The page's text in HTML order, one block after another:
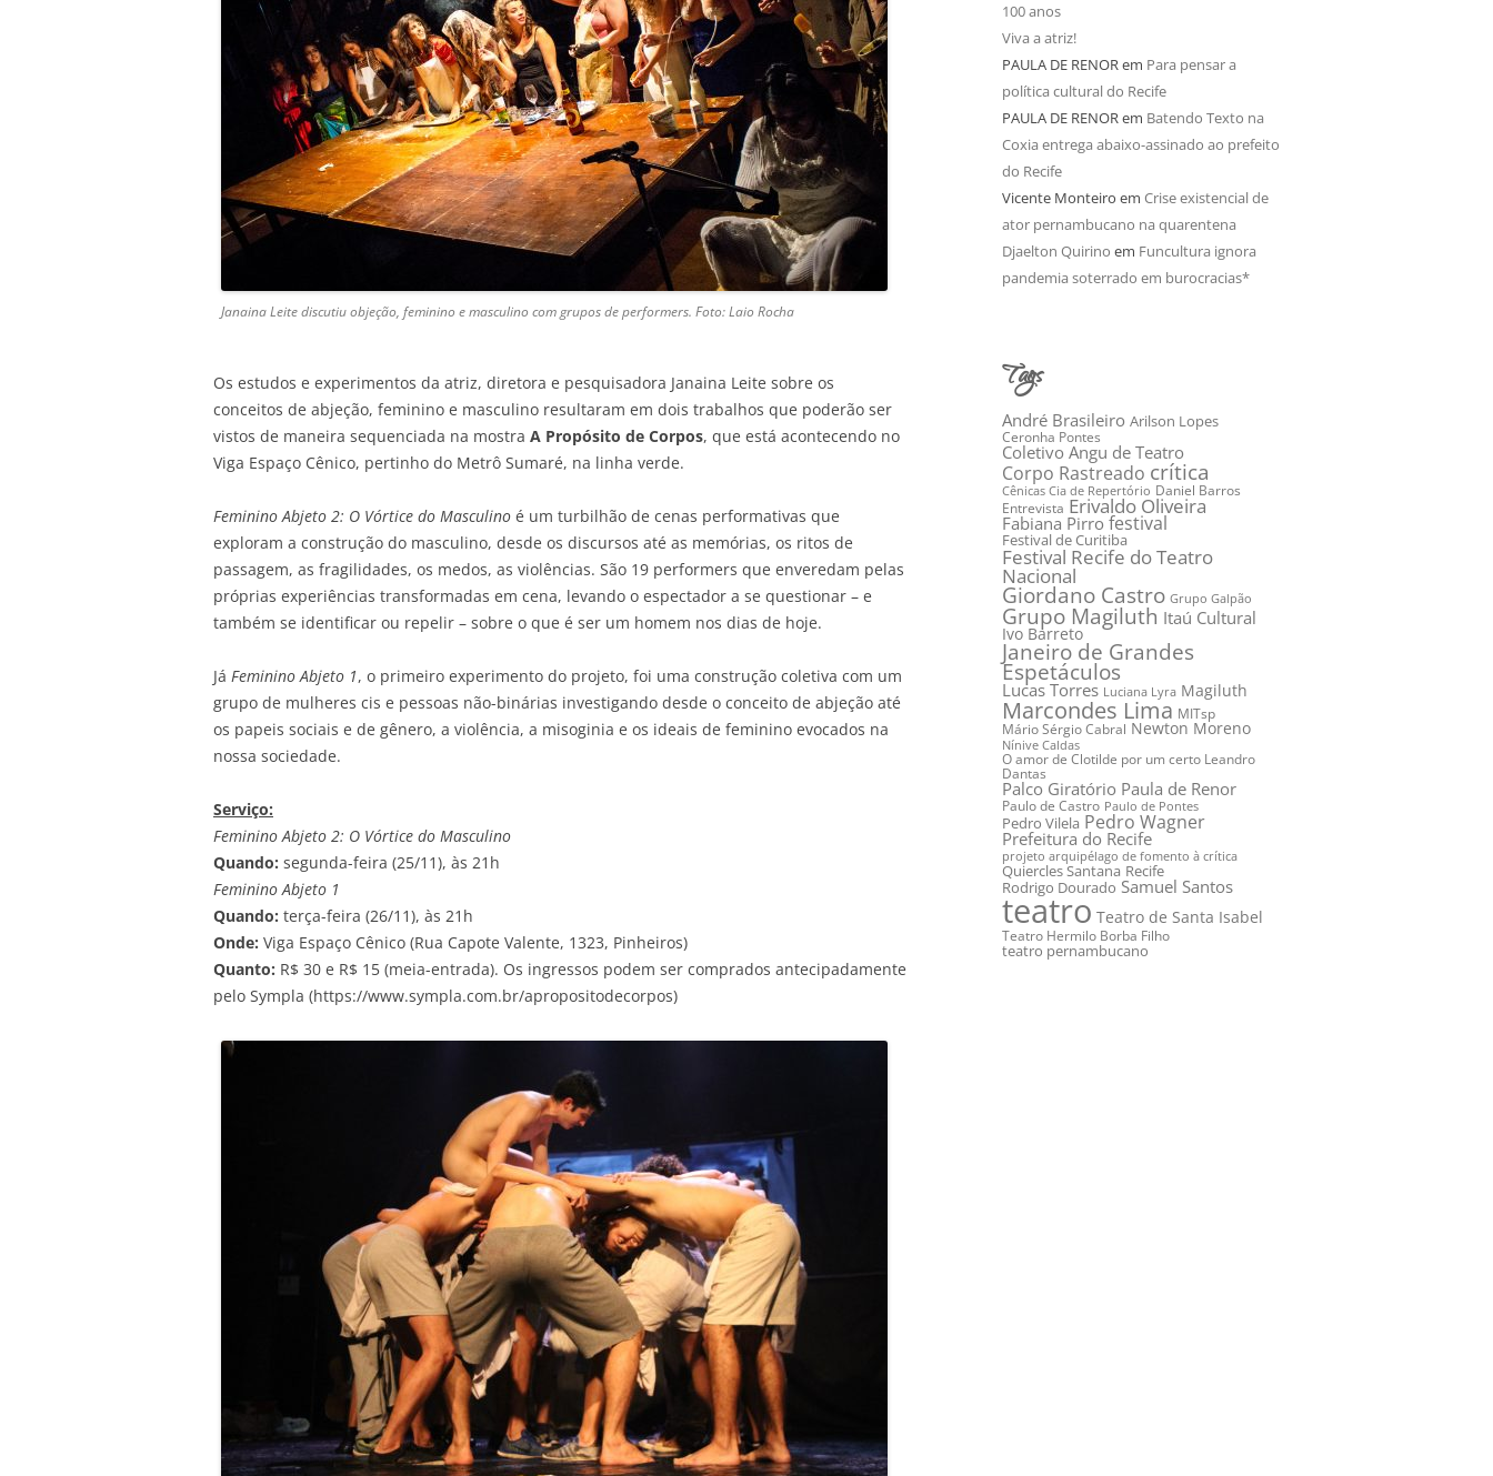
Janaina Leite discutiu objeção, feminino e masculino com grupos de performers. Foto: Laio Rocha
Os estudos e experimentos da atriz, diretora e pesquisadora Janaina Leite sobre os
conceitos de abjeção, feminino e masculino resultaram em dois trabalhos que poderão ser
vistos de maneira sequenciada na mostra A Propósito de Corpos, que está acontecendo no
Viga Espaço Cênico, pertinho do Metrô Sumaré, na linha verde.
Feminino Abjeto 2: O Vórtice do Masculino é um turbilhão de cenas performativas que
exploram a construção do masculino, desde os discursos até as memórias, os ritos de
passagem, as fragilidades, os medos, as violências. São 19 performers que enveredam pelas
próprias experiências transformadas em cena, levando o espectador a se questionar – e
também se identificar ou repelir – sobre o que é ser um homem nos dias de hoje.
Já Feminino Abjeto 1, o primeiro experimento do projeto, foi uma construção coletiva com um
grupo de mulheres cis e pessoas não-binárias investigando desde o conceito de abjeção até
os papeis sociais e de gênero, a violência, a misoginia e os ideais de feminino evocados na
nossa sociedade.
Serviço:
Feminino Abjeto 2: O Vórtice do Masculino
Quando: segunda-feira (25/11), às 21h
Feminino Abjeto 1
Quando: terça-feira (26/11), às 21h
Onde: Viga Espaço Cênico (Rua Capote Valente, 1323, Pinheiros)
Quanto: R$ 30 e R$ 15 (meia-entrada). Os ingressos podem ser comprados antecipadamente
pelo Sympla (https://www.sympla.com.br/apropositodecorpos)
100 anos
Viva a atriz!
PAULA DE RENORem Para pensar a
política cultural do Recife
PAULA DE RENORem Batendo Texto na
Coxia entrega abaixo-assinado ao prefeito
do Recife
Vicente Monteiro em Crise existencial de
ator pernambucano na quarentena
Djaelton Quirino em Funcultura ignora
pandemia soterrado em burocracias*
Tags
André Brasileiro Arilson Lopes
Ceronha Pontes
Coletivo Angu de Teatro
Corpo Rastreado crítica
Cênicas Cia de Repertório Daniel Barros
Entrevista Erivaldo Oliveira
Fabiana Pirro festival
Festival de Curitiba
Festival Recife do Teatro
Nacional
Giordano Castro Grupo Galpão
Grupo Magiluth Itaú Cultural
Ivo Barreto
Janeiro de Grandes
Espetáculos
Lucas Torres Luciana Lyra Magiluth
Marcondes Lima MITsp
Mário Sérgio Cabral Newton Moreno
Nínive Caldas
O amor de Clotilde por um certo Leandro
Dantas
Palco Giratório Paula de Renor
Paulo de Castro Paulo de Pontes
Pedro Vilela Pedro Wagner
Prefeitura do Recife
projeto arquipélago de fomento à crítica
Quiercles Santana Recife
Rodrigo Dourado Samuel Santos
teatro Teatro de Santa Isabel
Teatro Hermilo Borba Filho
teatro pernambucano